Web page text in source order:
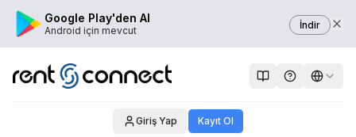
Google Play'den Al
Android için mevcut İndir
Giriş Yap Kayıt Ol